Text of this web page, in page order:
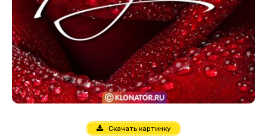
Скачать картинку